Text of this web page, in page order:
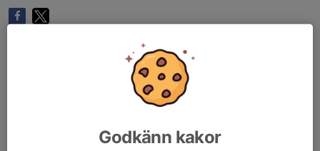
Anmälan är öppen för lagets medlemmar.
Godkänn kakor